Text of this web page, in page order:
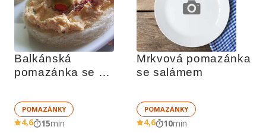
Balkánská
pomazánka se
POMAZÁNKY
4,6 15min
Mrkvová pomazánka
se salámem
POMAZÁNKY
4,6 10min